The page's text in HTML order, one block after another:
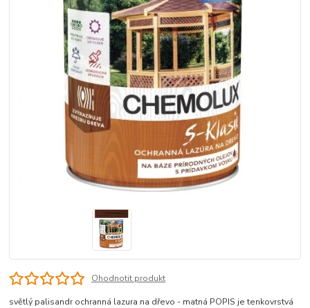
Ohodnotit produkt
světlý palisandr ochranná lazura na dřevo - matná POPIS je tenkovrstvá